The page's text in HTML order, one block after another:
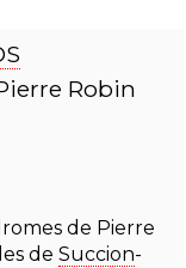
Robin
de Pierre
de Succion-